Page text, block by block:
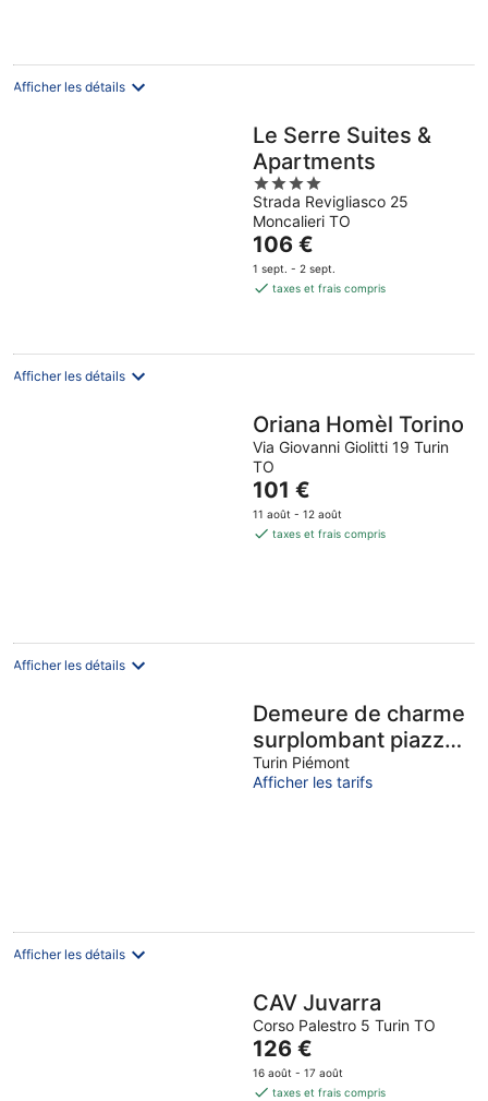
nuit
Afficher les détails
Le Serre Suites &
Apartments
4
out
of
5
Strada Revigliasco 25
Moncalieri TO
Le
prix
est
par
106 €
1 sept. - 2 sept.
taxes et frais compris
Afficher les détails
Oriana Homèl Torino
Via Giovanni Giolitti 19 Turin
TO
Le
prix
est
101 €
11 août - 12 août
taxes et frais compris
Afficher les détails
Demeure de charme
surplombant piazza
Carlina - 2
chambres, 2 salles
Turin Piémont
Afficher les tarifs
Afficher les détails
CAV Juvarra
Corso Palestro 5 Turin TO
Le
prix
est
126 €
16 août - 17 août
taxes et frais compris